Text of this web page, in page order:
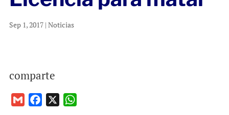
Sep 1, 2017| Noticias
comparte